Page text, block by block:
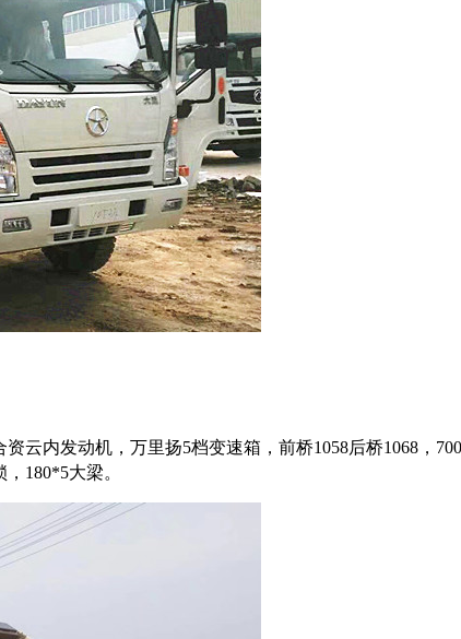
列 清障车
技术资料
科技有限公司
云内发动机，万里扬5档变速箱，前桥1058后桥1068，
180*5大梁。